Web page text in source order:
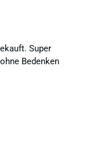
Super
Bedenken